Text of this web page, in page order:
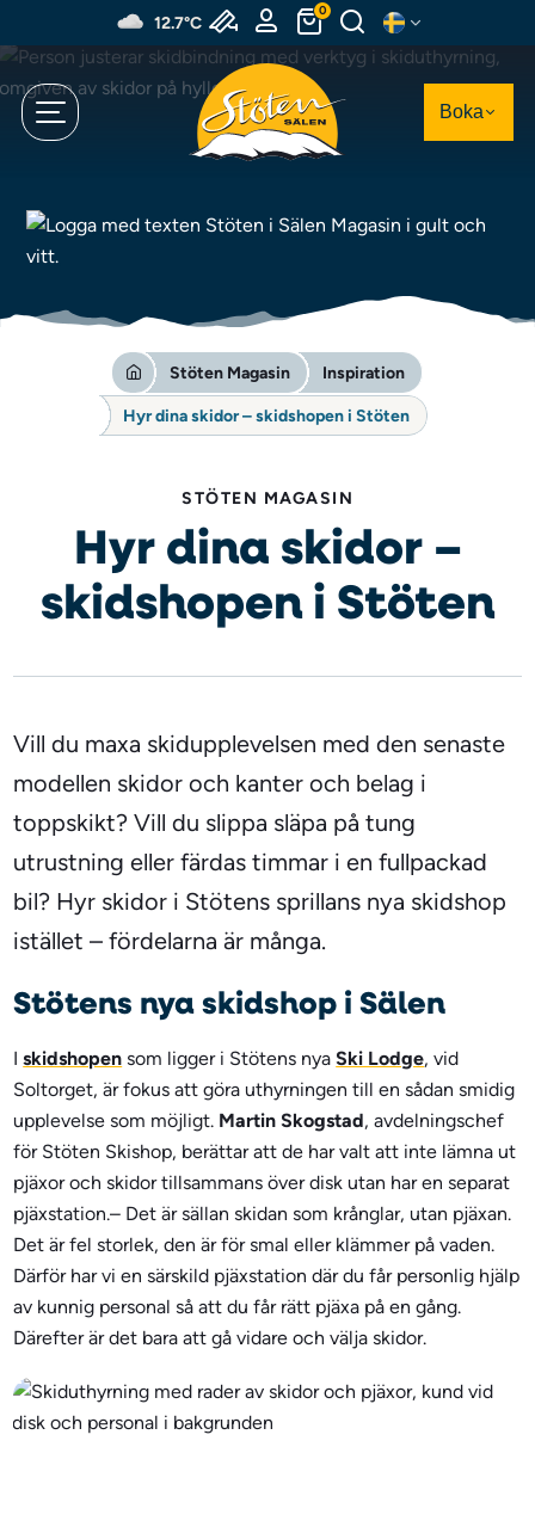
till
huvudinnehållet
12.7°C
0
Boka
Stöten Magasin Inspiration
Hyr dina skidor – skidshopen i Stöten
STÖTEN MAGASIN
Hyr dina skidor –
skidshopen i Stöten
Vill du maxa skidupplevelsen med den senaste
modellen skidor och kanter och belag i
toppskikt? Vill du slippa släpa på tung
utrustning eller färdas timmar i en fullpackad
bil? Hyr skidor i Stötens sprillans nya skidshop
istället – fördelarna är många.
Stötens nya skidshop i Sälen
Iskidshopen som ligger i Stötens nyaSki Lodge, vid
Soltorget, är fokus att göra uthyrningen till en sådan smidig
upplevelse som möjligt. Martin Skogstad, avdelningschef
för Stöten Skishop, berättar att de har valt att inte lämna ut
pjäxor och skidor tillsammans över disk utan har en separat
pjäxstation.– Det är sällan skidan som krånglar, utan pjäxan.
Det är fel storlek, den är för smal eller klämmer på vaden.
Därför har vi en särskild pjäxstation där du får personlig hjälp
av kunnig personal så att du får rätt pjäxa på en gång.
Därefter är det bara att gå vidare och välja skidor.